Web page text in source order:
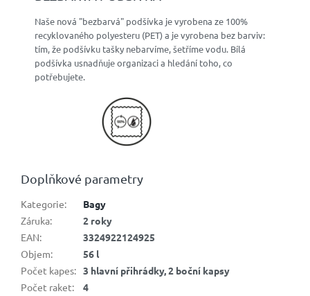
Naše nová "bezbarvá" podšívka je vyrobena ze 100%
recyklovaného polyesteru (PET) a je vyrobena bez barviv:
tím, že podšívku tašky nebarvíme, šetříme vodu. Bílá
podšívka usnadňuje organizaci a hledání toho, co
potřebujete.
Doplňkové parametry
Kategorie:
Bagy
Záruka:
2 roky
EAN:
3324922124925
Objem:
56 l
Počet kapes: 3 hlavní přihrádky, 2 boční kapsy
Počet raket: 4